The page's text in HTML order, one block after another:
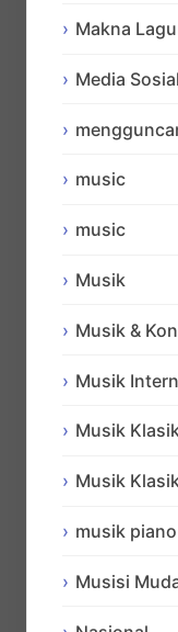
Makna Lagu
Media Sosial
music
music
Musik
Musik &
Musik
Musik
Musik
musik piano
Musisi